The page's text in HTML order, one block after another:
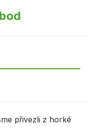
přivezli z horké